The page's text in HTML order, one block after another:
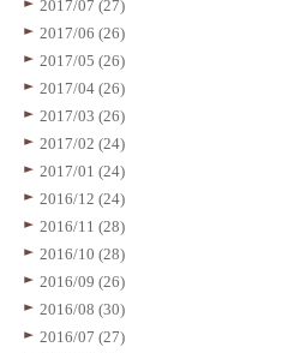
2017/07 (27)
2017/06 (26)
2017/05 (26)
2017/04 (26)
2017/03 (26)
2017/02 (24)
2017/01 (24)
2016/12 (24)
2016/11 (28)
2016/10 (28)
2016/09 (26)
2016/08 (30)
2016/07 (27)